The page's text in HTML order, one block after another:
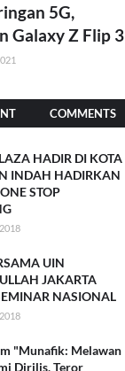
5G,
Galaxy Z Flip 3
COMMENTS
HADIR DI KOTA
INDAH HADIRKAN
STOP
UIN
JAKARTA
NASIONAL
"Munafik: Melawan
Dirilis, Teror